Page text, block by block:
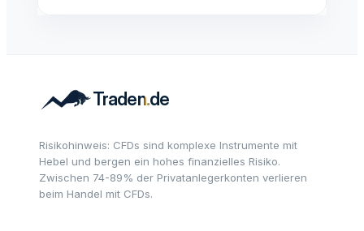
Risikohinweis: CFDs sind komplexe Instrumente mit
Hebel und bergen ein hohes finanzielles Risiko.
Zwischen 74-89% der Privatanlegerkonten verlieren
beim Handel mit CFDs.